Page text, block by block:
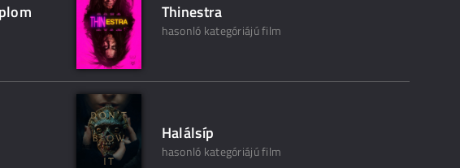
Thinestra
hasonló kategóriájú film
Halálsíp
hasonló kategóriájú film